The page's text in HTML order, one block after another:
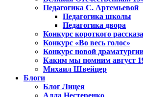
Педагогика С. Артемьевой
Педагогика школы
Педагогика двора
Конкурс короткого
Конкурс «Во весь голос»
Конкурс новой
Каким мы помним август
Михаил Швейцер
Блоги
Блог Лицея